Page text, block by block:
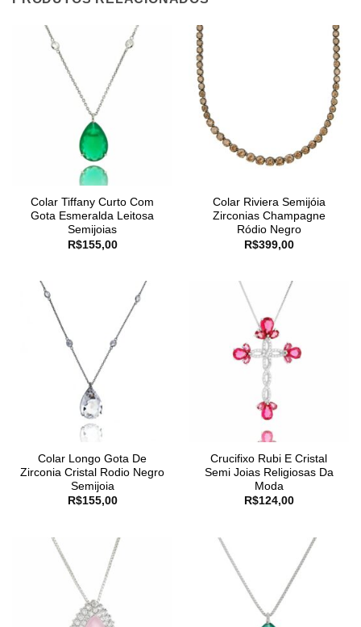
Colar Tiffany Curto Com
Gota Esmeralda Leitosa
Semijoias
R$155,00
Colar Riviera Semijóia
Zirconias Champagne
Ródio Negro
R$399,00
Colar Longo Gota De
Zirconia Cristal Rodio Negro
Semijoia
R$155,00
Crucifixo Rubi E Cristal
Semi Joias Religiosas Da
Moda
R$124,00